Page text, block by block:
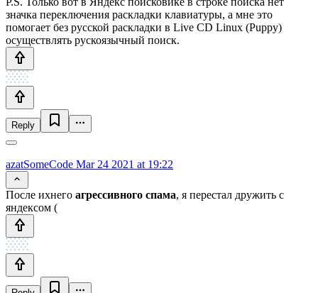
значка переключения раскладки клавиатуры, а мне это
помогает без русской раскладки в Live CD Linux (Puppy)
осуществлять рускоязычный поиск.
Reply
azatSomeCode Mar 24 2021 at 19:22
После ихнего агрессивного спама, я перестал дружить с
яндексом (